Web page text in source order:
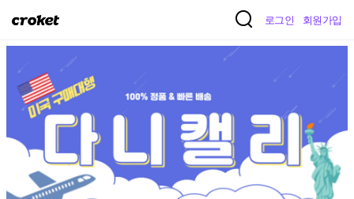
크
로그인 회원가입